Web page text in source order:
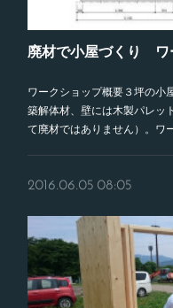
廃材で小屋づくり ワ
ワークショップ概要３坪の小
築解体材、壁には木製パレッ
て廃材ではありません）。
2016.06.05 08:05